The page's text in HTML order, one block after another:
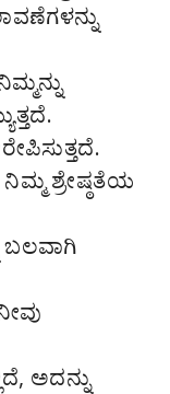
ಶ್ರೇಷ್ಠತೆಯ
ಬಲವಾಗಿ
ಅದನ್ನು